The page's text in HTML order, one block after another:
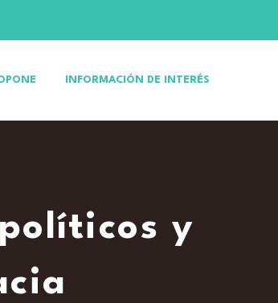
INFORMACIÓN DE INTERÉS
y